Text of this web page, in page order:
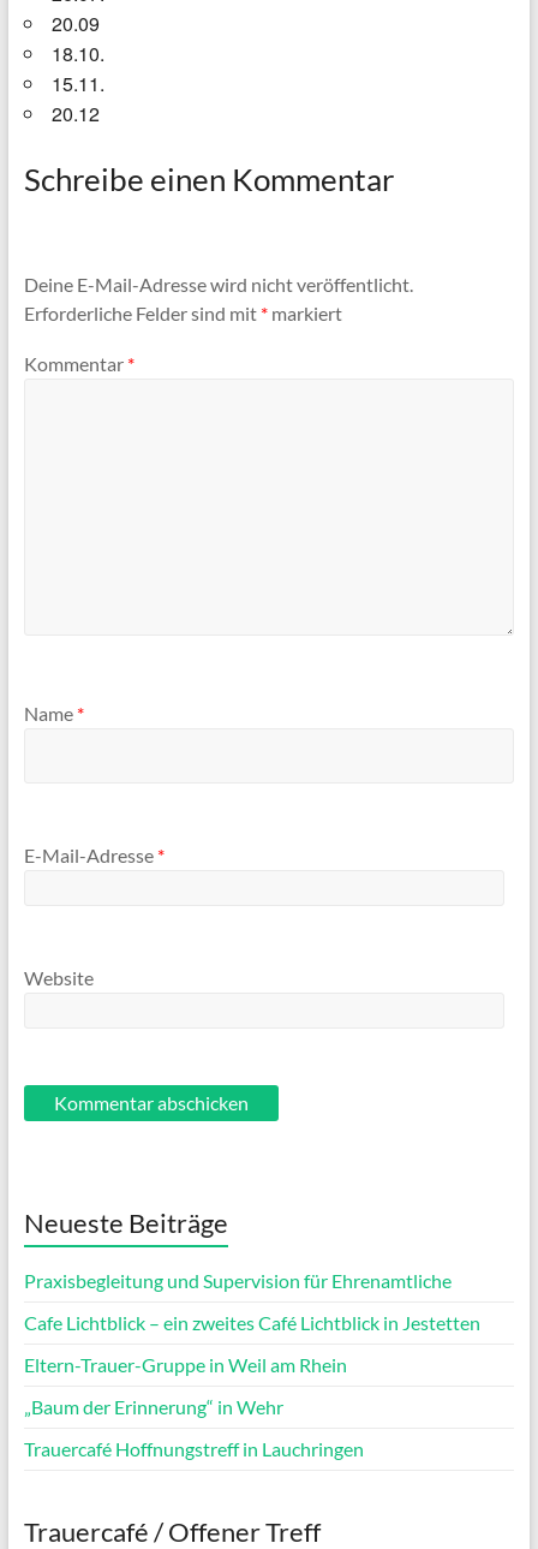
20.09
18.10.
15.11.
20.12
Schreibe einen Kommentar
Deine E-Mail-Adresse wird nicht veröffentlicht.
Erforderliche Felder sind mit *markiert
Kommentar *
Name *
E-Mail-Adresse *
Website
Neueste Beiträge
Praxisbegleitung und Supervision für Ehrenamtliche
Cafe Lichtblick – ein zweites Café Lichtblick in Jestetten
Eltern-Trauer-Gruppe in Weil am Rhein
„Baum der Erinnerung“ in Wehr
Trauercafé Hoffnungstreff in Lauchringen
Trauercafé / Offener Treff